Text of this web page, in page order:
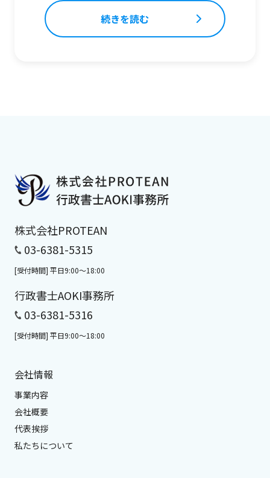
続きを読む
株式会社PROTEAN
03-6381-5315
[受付時間] 平日9:00～18:00
行政書士AOKI事務所
03-6381-5316
[受付時間] 平日9:00～18:00
会社情報
事業内容
会社概要
代表挨拶
私たちについて